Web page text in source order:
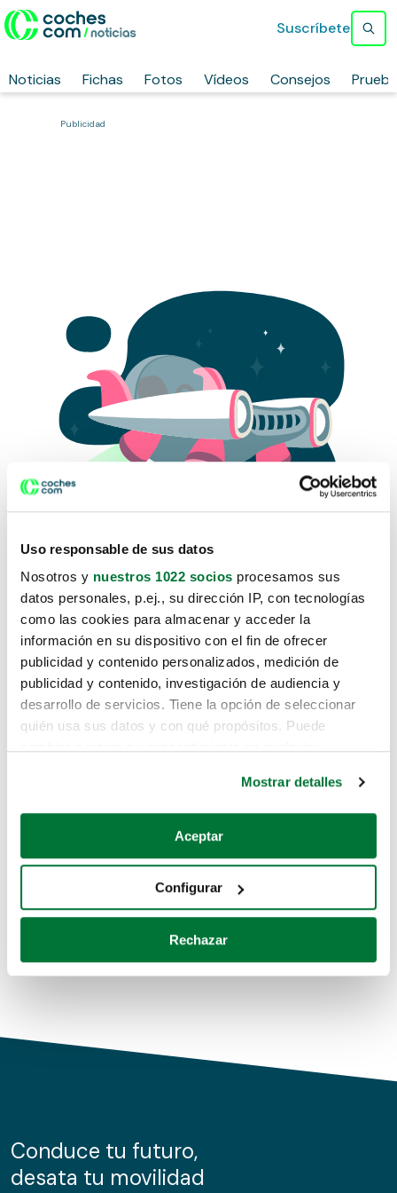
Uso responsable de sus datos
Nosotros y nuestros 1022 socios procesamos sus
datos personales, p.ej., su dirección IP, con tecnologías
como las cookies para almacenar y acceder la
información en su dispositivo con el fin de ofrecer
publicidad y contenido personalizados, medición de
publicidad y contenido, investigación de audiencia y
desarrollo de servicios. Tiene la opción de seleccionar
quién usa sus datos y con qué propósitos. Puede
Si lo permite, también quisiéramos:
Recopilar información sobre su ubicación geográfica
Identificar su dispositivo analizándolo activamente
para buscar características específicas (huellas
Obtenga más información sobre cómo se procesan sus
de cookies.
información sobre el uso que haga del sitio web con
nuestros partners de redes sociales, publicidad y análisis
Mostrar detalles
Aceptar
Configurar
Rechazar
Noticias Fichas Fotos Vídeos Consejos
Suscríbete
Publicidad
Lo sentimos, no sabemos como
te hemos traido hasta aquí.
Pero puedes encontrar el coche que estás
buscando en alguno de estos enlaces:
Coches de segunda mano
Coches de km0
Conduce tu futuro,
desata tu movilidad